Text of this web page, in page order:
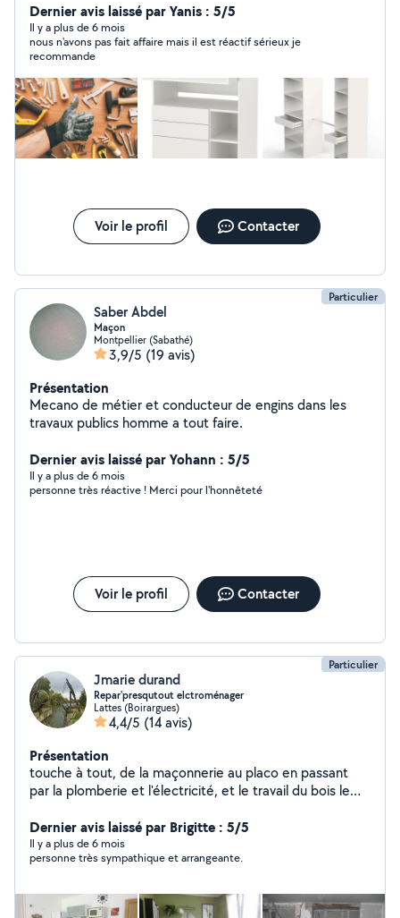
Compagnons du Devoir. je travail : Spécialisation
peinture complète d'appartement au pistolet airless -
Pose tringles à rideaux - Installation suspension et
lustres - Fixation de votre TV au mur - Changement
interrupteur et prises électriques - Montage de meubles
(Dressing, ect...) - Montage et installation de cuisine -
Création de crédence personnalisé cuisine et salle de
bain (sur devis) - Pose parquet - Plomberie - Pose
faïence murale et carrelage - Réparation trou dans le
extérieur
Dernier avis laissé par Yanis : 5/5
Il y a plus de 6 mois
nous n'avons pas fait affaire mais il est réactif sérieux je
recommande
Voir le profil Contacter
Particulier
Saber Abdel
Maçon
Montpellier (Sabathé)
3,9/5 (19 avis)
Présentation
Mecano de métier et conducteur de engins dans les
travaux publics homme a tout faire.
Dernier avis laissé par Yohann : 5/5
Il y a plus de 6 mois
personne très réactive ! Merci pour l'honnêteté
Voir le profil Contacter
Particulier
Jmarie durand
Repar'presqutout elctroménager
Lattes (Boirargues)
4,4/5 (14 avis)
Présentation
touche à tout, de la maçonnerie au placo en passant
par la plomberie et l'électricité, et le travail du bois le
Dernier avis laissé par Brigitte : 5/5
Il y a plus de 6 mois
personne très sympathique et arrangeante.